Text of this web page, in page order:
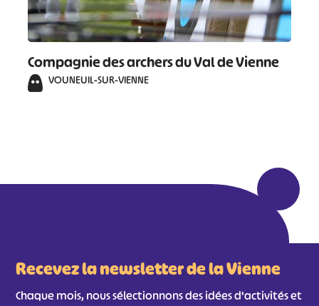
Compagnie des archers du Val de Vienne
VOUNEUIL-SUR-VIENNE
Recevez la newsletter de la Vienne
Chaque mois, nous sélectionnons des idées d'activités et